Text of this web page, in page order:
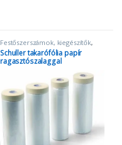
Festőszerszámok, kiegészítők,
Takarópapír és fólia
Schuller takarófólia papír
ragasztószalaggal